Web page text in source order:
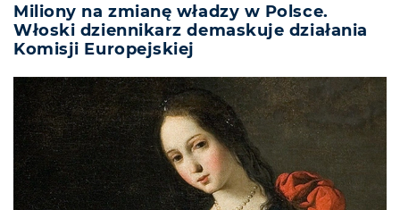
Miliony na zmianę władzy w Polsce.
Włoski dziennikarz demaskuje działania
Komisji Europejskiej